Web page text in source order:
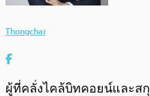
Thongchai
ผู้ที่คลั่งไคล้บิทคอยน์และส